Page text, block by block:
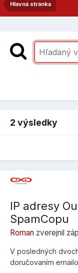
Hlavná stránka
2 výsledky
IP adresy
SpamCopu
Roman zverejnil
V posledných
doručovaním